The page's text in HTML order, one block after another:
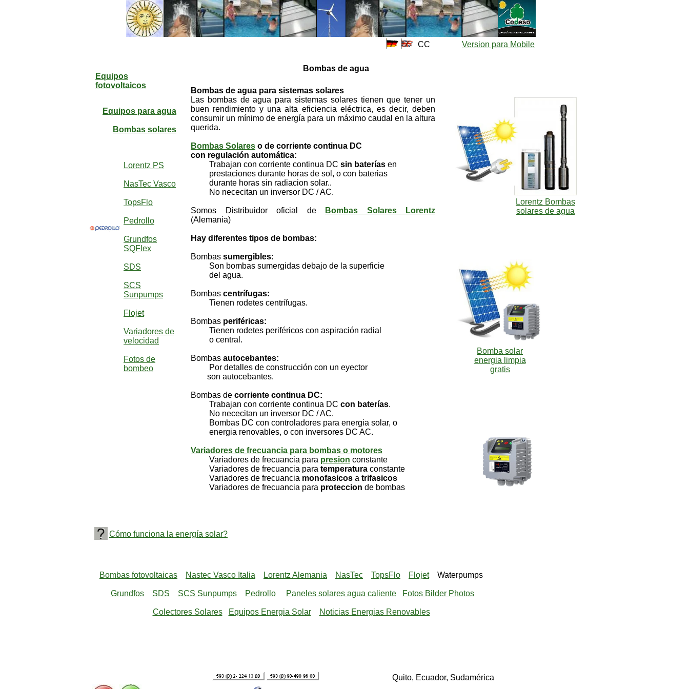
Equipos
fotovoltaicos
Lorentz Bombas
solares de agua
Cómo funciona la energía solar?
Lorentz PS
NasTec Vasco
TopsFlo
Pedrollo
Grundfos
SQFlex
SDS
SCS
Sunpumps
Flojet
Variadores de
velocidad
Fotos de
bombeo
Quito, Ecuador, Sudamérica
Bombas fotovoltaicas Nastec Vasco Italia Lorentz Alemania NasTec TopsFlo FlojetWaterpumps
Grundfos SDS SCS Sunpumps Pedrollo Paneles solares agua caliente Fotos Bilder Photos
Colectores Solares Equipos Energia Solar Noticias Energias Renovables
Equipos para agua
Bombas solares
Bombas de agua
Bombas de agua para sistemas solares
Las bombas de agua para sistemas solares tienen que tener un
buen rendimiento y una alta eficiencia eléctrica, es decir, deben
consumir un mínimo de energía para un máximo caudal en la altura
querida.
Bombas Solares o de corriente continua DC
con regulación automática:
Trabajan con corriente continua DC sin baterías en
prestaciones durante horas de sol, o con baterias
durante horas sin radiacion solar..
No nececitan un inversor DC / AC.
Somos Distribuidor oficial de
Bombas Solares Lorentz
(Alemania)
Hay diferentes tipos de bombas:
Bombas sumergibles:
Son bombas sumergidas debajo de la superficie
del agua.
Bombas centrífugas:
Tienen rodetes centrífugas.
Bombas periféricas:
Tienen rodetes periféricos con aspiración radial
o central.
Bombas autocebantes:
Por detalles de construcción con un eyector
son autocebantes.
Bombas de corriente continua DC:
Trabajan con corriente continua DC con baterías.
No nececitan un inversor DC / AC.
Bombas DC con controladores para energia solar, o
energia renovables, o con inversores DC AC.
Variadores de frecuancia para bombas o motores
Variadores de frecuancia para presion constante
Variadores de frecuancia para temperatura constante
Variadores de frecuancia monofasicos a trifasicos
Variadores de frecuancia para proteccion de bombas
Bomba solar
energia limpia
gratis
Version para Mobile
CC